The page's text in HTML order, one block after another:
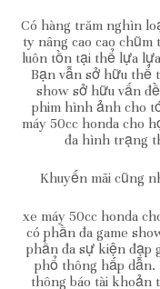
Có hàng trăm nghìn
ty nâng cao cao
luôn tồn tại thể lựa
Bạn vẫn sở hữu thể
show sở hữu vấn
phim hình ảnh cho
máy 50cc honda cho
đa hình trạng
Khuyến mãi cũng
xe máy 50cc honda
có phần đa game
phần đa sự kiện đạp
phổ thông hấp
thông báo tài